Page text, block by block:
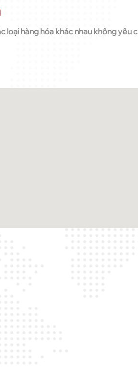
loại hàng hóa khác nhau không yêu